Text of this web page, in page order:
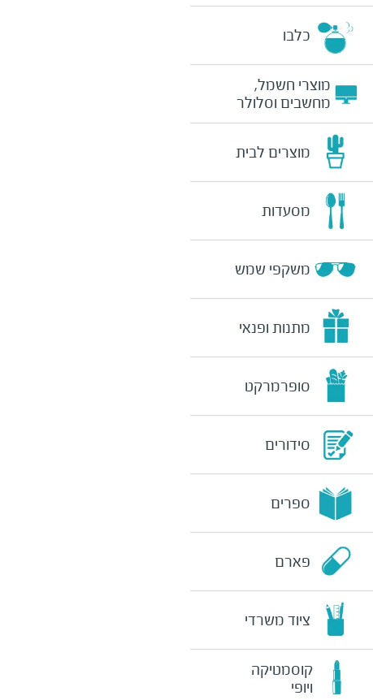
כלבו
מוצרי חשמל,
מחשבים וסלולר
מוצרים לבית
מסעדות
משקפי שמש
מתנות ופנאי
סופרמרקט
סידורים
ספרים
פארם
ציוד משרדי
קוסמטיקה
ויופי